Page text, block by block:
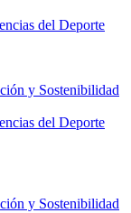
del Deporte
y Sostenibilidad
del Deporte
y Sostenibilidad